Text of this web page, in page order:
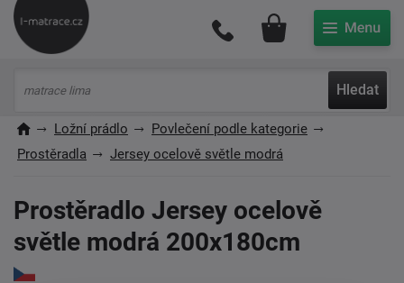
Hledat
Můj účet
Ložní prádlo
Povlečení podle kategorie
Prostěradla
Jersey ocelově světle modrá
Prostěradlo Jersey ocelově
světle modrá 200x180cm